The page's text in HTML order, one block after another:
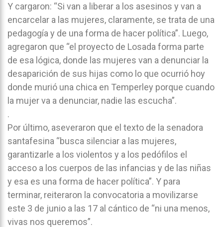
Y cargaron: “Si van a liberar a los asesinos y van a
encarcelar a las mujeres, claramente, se trata de una
pedagogía y de una forma de hacer política”. Luego,
agregaron que “el proyecto de Losada forma parte
de esa lógica, donde las mujeres van a denunciar la
desaparición de sus hijas como lo que ocurrió hoy
donde murió una chica en Temperley porque cuando
la mujer va a denunciar, nadie las escucha”.
.
Por último, aseveraron que el texto de la senadora
santafesina “busca silenciar a las mujeres,
garantizarle a los violentos y a los pedófilos el
acceso a los cuerpos de las infancias y de las niñas
y esa es una forma de hacer política”. Y para
terminar, reiteraron la convocatoria a movilizarse
este 3 de junio a las 17 al cántico de “ni una menos,
vivas nos queremos”.